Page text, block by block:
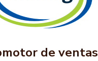
de ventas